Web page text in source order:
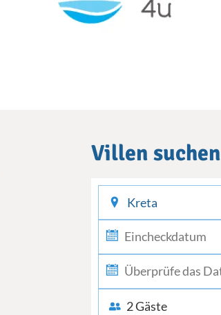
Villen suchen
2 Gäste